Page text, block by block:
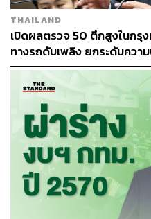
จากผลสำรวจก่อนหน้านี้ยังมี
มวลชนที่ถูกใช้ โดยรถโดยสา
ที่สุด ร้อยละ 68 อันดับที่สอง
สาม คือรถจักรยานยนต์รับจ้า
คือ 5-6 ครั้งต่อสัปดาห์ ร้อยล
สัปดาห์ ร้อยละ 22.5 และอัน
THAILAND
เปิดผลตรวจ 50 ตึกสูงในกรุ
ทางรถดับเพลิง ยกระดับควา